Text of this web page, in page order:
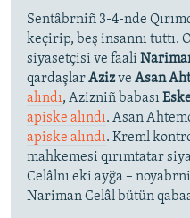
Sentâbrniñ 3-4-nde
keçirip, beş insannı tuttı.
siyasetçisi ve faali
qardaşlarAzizve Asan
alındı, Azizniñ babası
apiske alındı. Asan
apiske alındı. Kreml
mahkemesi qırımtatar
Celâlnı eki ayğa –
Nariman Celâl bütün